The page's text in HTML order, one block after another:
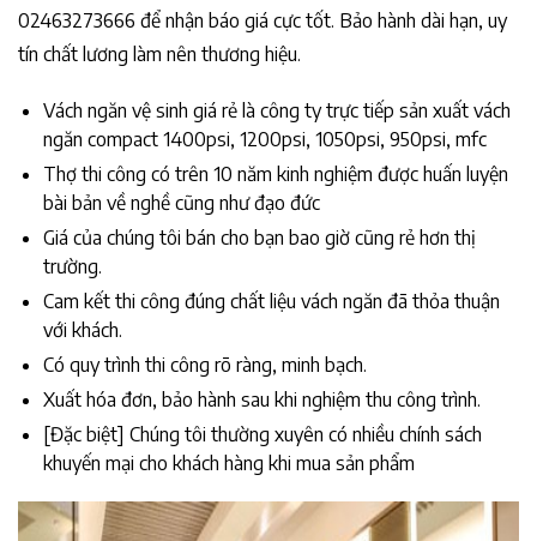
02463273666 để nhận báo giá cực tốt. Bảo hành dài hạn, uy
tín chất lương làm nên thương hiệu.
Vách ngăn vệ sinh giá rẻ là công ty trực tiếp sản xuất vách
ngăn compact 1400psi, 1200psi, 1050psi, 950psi, mfc
Thợ thi công có trên 10 năm kinh nghiệm được huấn luyện
bài bản về nghề cũng như đạo đức
Giá của chúng tôi bán cho bạn bao giờ cũng rẻ hơn thị
trường.
Cam kết thi công đúng chất liệu vách ngăn đã thỏa thuận
với khách.
Có quy trình thi công rõ ràng, minh bạch.
Xuất hóa đơn, bảo hành sau khi nghiệm thu công trình.
[Đặc biệt] Chúng tôi thường xuyên có nhiều chính sách
khuyến mại cho khách hàng khi mua sản phẩm